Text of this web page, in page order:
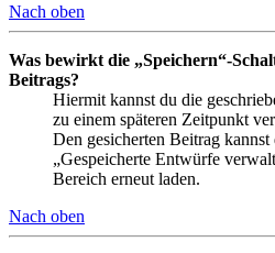
Nach oben
Was bewirkt die „Speichern“-
Beitrags?
Hiermit kannst du die
zu einem späteren Zeitpunkt
Den gesicherten Beitrag
„Gespeicherte Entwürfe
Bereich erneut laden.
Nach oben